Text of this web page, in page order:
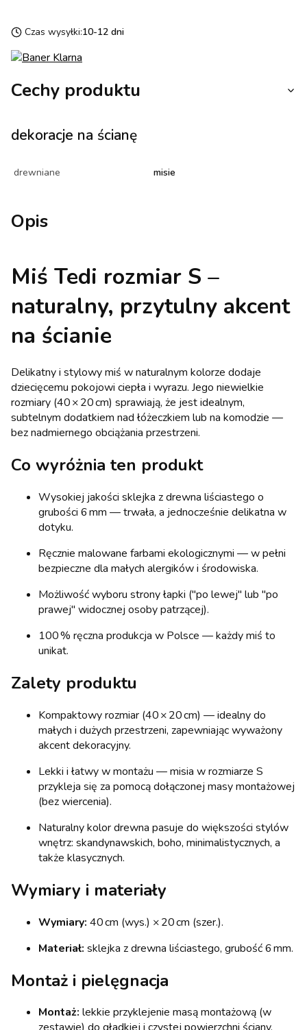
Czas wysyłki:10-12 dni
Cechy produktu
dekoracje na ścianę
drewniane misie
Opis
Miś Tedi rozmiar S –
naturalny, przytulny akcent
na ścianie
Delikatny i stylowy miś w naturalnym kolorze dodaje
dziecięcemu pokojowi ciepła i wyrazu. Jego niewielkie
rozmiary (40 × 20 cm) sprawiają, że jest idealnym,
subtelnym dodatkiem nad łóżeczkiem lub na komodzie —
bez nadmiernego obciążania przestrzeni.
Co wyróżnia ten produkt
Wysokiej jakości sklejka z drewna liściastego o
grubości 6 mm — trwała, a jednocześnie delikatna w
dotyku.
Ręcznie malowane farbami ekologicznymi — w pełni
bezpieczne dla małych alergików i środowiska.
Możliwość wyboru strony łapki ("po lewej" lub "po
prawej" widocznej osoby patrzącej).
100 % ręczna produkcja w Polsce — każdy miś to
unikat.
Zalety produktu
Kompaktowy rozmiar (40 × 20 cm) — idealny do
małych i dużych przestrzeni, zapewniając wyważony
akcent dekoracyjny.
Lekki i łatwy w montażu — misia w rozmiarze S
przykleja się za pomocą dołączonej masy montażowej
(bez wiercenia).
Naturalny kolor drewna pasuje do większości stylów
wnętrz: skandynawskich, boho, minimalistycznych, a
także klasycznych.
Wymiary i materiały
Wymiary: 40 cm (wys.) × 20 cm (szer.).
Materiał: sklejka z drewna liściastego, grubość 6 mm.
Montaż i pielęgnacja
Montaż: lekkie przyklejenie masą montażową (w